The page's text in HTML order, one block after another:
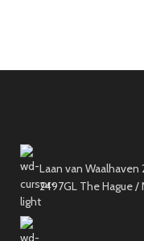
Laan van Waalhaven
2497GL The Hague /